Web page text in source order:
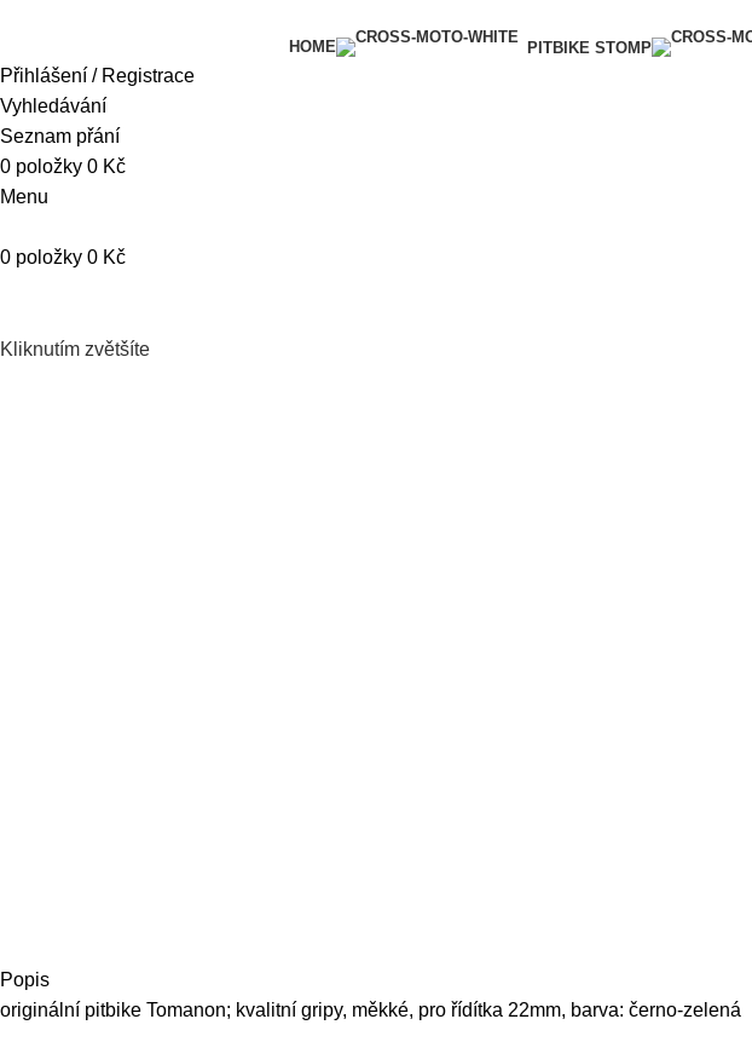
HOME PITBIKE STOMP
Přihlášení / Registrace
Vyhledávání
Seznam přání
0 položky 0 Kč
Menu
0 položky 0 Kč
Kliknutím zvětšíte
Popis
originální pitbike Tomanon; kvalitní gripy, měkké, pro řídítka 22mm, barva: černo-zelená